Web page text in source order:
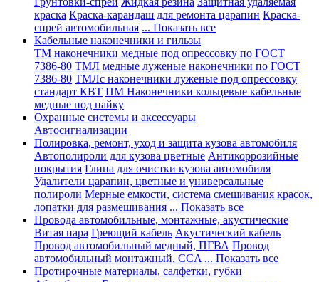
краска Краска-карандаш для ремонта царапин Краска-
спрей автомобильная ... Показать все
Кабельные наконечники и гильзы
ТМ наконечники медные под опрессовку по ГОСТ
7386-80 ТМЛ медные луженые наконечники по ГОСТ
7386-80 ТМЛс наконечники луженые под опрессовку
стандарт КВТ ПМ Наконечники кольцевые кабельные
медные под пайку
Охранные системы и аксессуары
Автосигнализации
Полировка, ремонт, уход и защита кузова автомобиля
Автополироли для кузова цветные Антикоррозийные
покрытия Глина для очистки кузова автомобиля
Удалители царапин, цветные и универсальные
полироли Мерные емкости, система смешивания красок,
лопатки для размешивания ... Показать все
Провода автомобильные, монтажные, акустические
Витая пара Греющий кабель Акустический кабель
Провод автомобильный медный, ПГВА Провод
автомобильный монтажный, CCA ... Показать все
Протирочные материалы, салфетки, губки